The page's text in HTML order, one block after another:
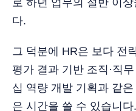
다.
그 덕분에 HR은 보다 전
평가 결과 기반 조직·직
십 역량 개발 기획과 같
은 시간을 쓸 수 있습니